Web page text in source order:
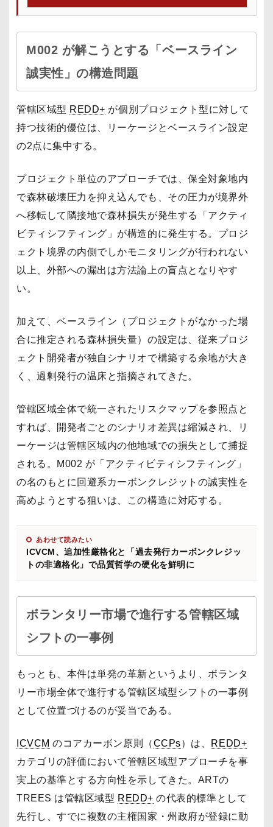
M002 が解こうとする「ベースライン
誠実性」の構造問題
管轄区域型 REDD+ が個別プロジェクト型に対して
持つ技術的優位は、リーケージとベースライン設定
の2点に集中する。
プロジェクト単位のアプローチでは、保全対象地内
で森林破壊圧力を抑え込んでも、その圧力が境界外
へ移転して隣接地で森林損失が発生する「アクティ
ビティシフティング」が構造的に発生する。プロジ
ェクト境界の内側でしかモニタリングが行われない
以上、外部への漏出は方法論上の盲点となりやす
い。
加えて、ベースライン（プロジェクトがなかった場
合に推定される森林損失量）の設定は、従来プロジ
ェクト開発者が独自シナリオで構築する余地が大き
く、過剰発行の温床と指摘されてきた。
管轄区域全体で統一されたリスクマップを参照点と
すれば、開発者ごとのシナリオ差異は縮減され、リ
ーケージは管轄区域内の他地域での損失として捕捉
される。M002 が「アクティビティシフティング」
の名のもとに回避系カーボンクレジットの誠実性を
高めようとする狙いは、この構造に対応する。
あわせて読みたい
ICVCM、追加性厳格化と「過去発行カーボンクレジッ
トの非適格化」で品質哲学の硬化を鮮明に
ボランタリー市場で進行する管轄区域
シフトの一事例
もっとも、本件は単発の革新というより、ボランタ
リー市場全体で進行する管轄区域型シフトの一事例
として位置づけるのが妥当である。
ICVCM のコアカーボン原則（CCPs）は、 REDD+
カテゴリの評価において管轄区域型アプローチを事
実上の基準とする方向性を示してきた。ARTの
TREES は管轄区域型 REDD+ の代表的標準として
先行し、すでに複数の主権国家・州政府が登録に動